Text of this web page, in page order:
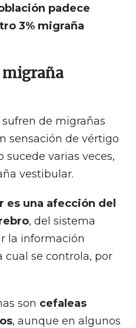
padece
3% migraña
de migrañas
sensación de vértigo
sucede varias veces,
vestibular.
es una afección del
, del sistema
la información
cual se controla, por
son cefaleas
, aunque en algunos